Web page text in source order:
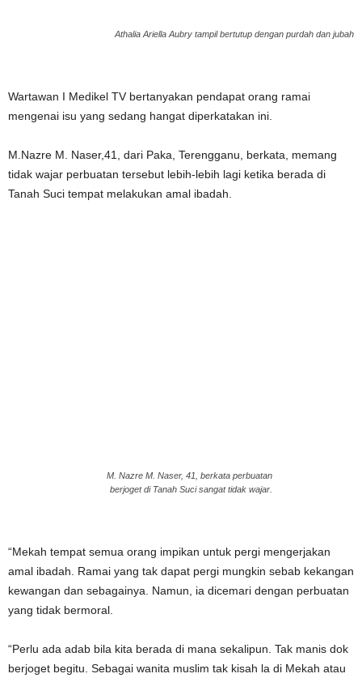
Athalia Ariella Aubry tampil bertutup dengan purdah dan jubah
Wartawan I Medikel TV bertanyakan pendapat orang ramai
mengenai isu yang sedang hangat diperkatakan ini.
M.Nazre M. Naser,41, dari Paka, Terengganu, berkata, memang
tidak wajar perbuatan tersebut lebih-lebih lagi ketika berada di
Tanah Suci tempat melakukan amal ibadah.
M. Nazre M. Naser, 41, berkata perbuatan
berjoget di Tanah Suci sangat tidak wajar.
“Mekah tempat semua orang impikan untuk pergi mengerjakan
amal ibadah. Ramai yang tak dapat pergi mungkin sebab kekangan
kewangan dan sebagainya. Namun, ia dicemari dengan perbuatan
yang tidak bermoral.
“Perlu ada adab bila kita berada di mana sekalipun. Tak manis dok
berjoget begitu. Sebagai wanita muslim tak kisah la di Mekah atau